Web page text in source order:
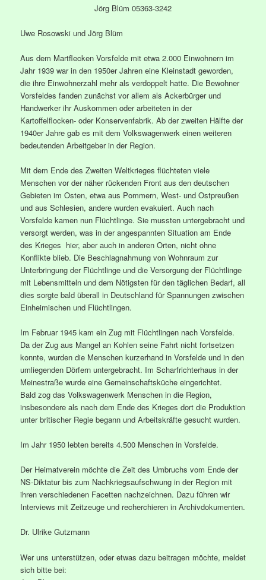
Jörg Blüm 05363-3242
Uwe Rosowski und Jörg Blüm
Aus dem Martflecken Vorsfelde mit etwa 2.000 Einwohnern im
Jahr 1939 war in den 1950er Jahren eine Kleinstadt geworden,
die ihre Einwohnerzahl mehr als verdoppelt hatte. Die Bewohner
Vorsfeldes fanden zunächst vor allem als Ackerbürger und
Handwerker ihr Auskommen oder arbeiteten in der
Kartoffelflocken- oder Konservenfabrik. Ab der zweiten Hälfte der
1940er Jahre gab es mit dem Volkswagenwerk einen weiteren
bedeutenden Arbeitgeber in der Region.
Mit dem Ende des Zweiten Weltkrieges flüchteten viele
Menschen vor der näher rückenden Front aus den deutschen
Gebieten im Osten, etwa aus Pommern, West- und Ostpreußen
und aus Schlesien, andere wurden evakuiert. Auch nach
Vorsfelde kamen nun Flüchtlinge. Sie mussten untergebracht und
versorgt werden, was in der angespannten Situation am Ende
des Krieges hier, aber auch in anderen Orten, nicht ohne
Konflikte blieb. Die Beschlagnahmung von Wohnraum zur
Unterbringung der Flüchtlinge und die Versorgung der Flüchtlinge
mit Lebensmitteln und dem Nötigsten für den täglichen Bedarf, all
dies sorgte bald überall in Deutschland für Spannungen zwischen
Einheimischen und Flüchtlingen.
Im Februar 1945 kam ein Zug mit Flüchtlingen nach Vorsfelde.
Da der Zug aus Mangel an Kohlen seine Fahrt nicht fortsetzen
konnte, wurden die Menschen kurzerhand in Vorsfelde und in den
umliegenden Dörfern untergebracht. Im Scharfrichterhaus in der
Meinestraße wurde eine Gemeinschaftsküche eingerichtet.
Bald zog das Volkswagenwerk Menschen in die Region,
insbesondere als nach dem Ende des Krieges dort die Produktion
unter britischer Regie begann und Arbeitskräfte gesucht wurden.
Im Jahr 1950 lebten bereits 4.500 Menschen in Vorsfelde.
Der Heimatverein möchte die Zeit des Umbruchs vom Ende der
NS-Diktatur bis zum Nachkriegsaufschwung in der Region mit
ihren verschiedenen Facetten nachzeichnen. Dazu führen wir
Interviews mit Zeitzeuge und recherchieren in Archivdokumenten.
Dr. Ulrike Gutzmann
Wer uns unterstützen, oder etwas dazu beitragen möchte, meldet
sich bitte bei: